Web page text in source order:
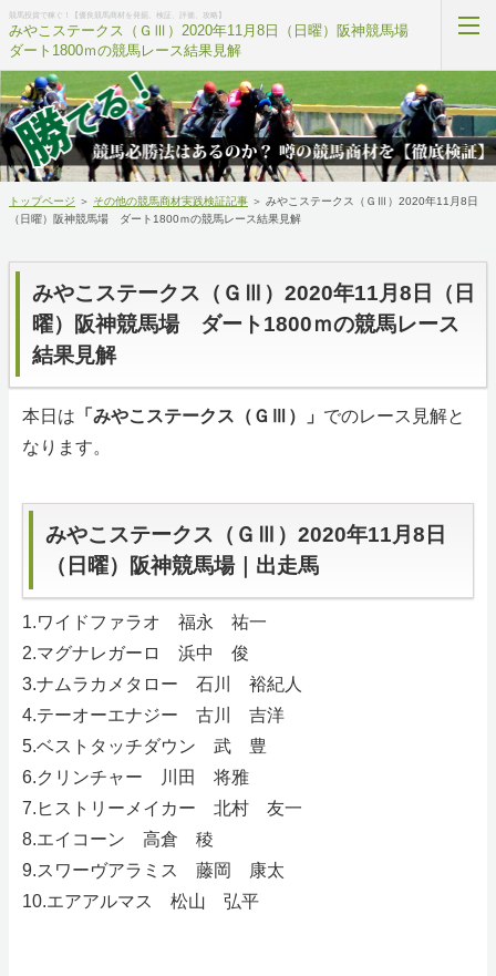
競馬投資で稼ぐ！【優良競馬商材を発掘、検証、評価、攻略】
みやこステークス（ＧⅢ）2020年11月8日（日曜）阪神競馬場
ダート1800ｍの競馬レース結果見解
当サイトについて
無料プレゼント
競馬商材ランキング
競馬用語ポイント集
競馬の学校
私への相談内容
ホーム
サイトマップ
トップページ ＞ その他の競馬商材実践検証記事 ＞ みやこステークス（ＧⅢ）2020年11月8日
（日曜）阪神競馬場 ダート1800ｍの競馬レース結果見解
みやこステークス（ＧⅢ）2020年11月8日（日
曜）阪神競馬場 ダート1800ｍの競馬レース
結果見解
本日は 「みやこステークス（ＧⅢ）」 でのレース見解と
なります。
みやこステークス（ＧⅢ）2020年11月8日
（日曜）阪神競馬場｜出走馬
1.ワイドファラオ 福永 祐一
2.マグナレガーロ 浜中 俊
3.ナムラカメタロー 石川 裕紀人
4.テーオーエナジー 古川 吉洋
5.ベストタッチダウン 武 豊
6.クリンチャー 川田 将雅
7.ヒストリーメイカー 北村 友一
8.エイコーン 高倉 稜
9.スワーヴアラミス 藤岡 康太
10.エアアルマス 松山 弘平